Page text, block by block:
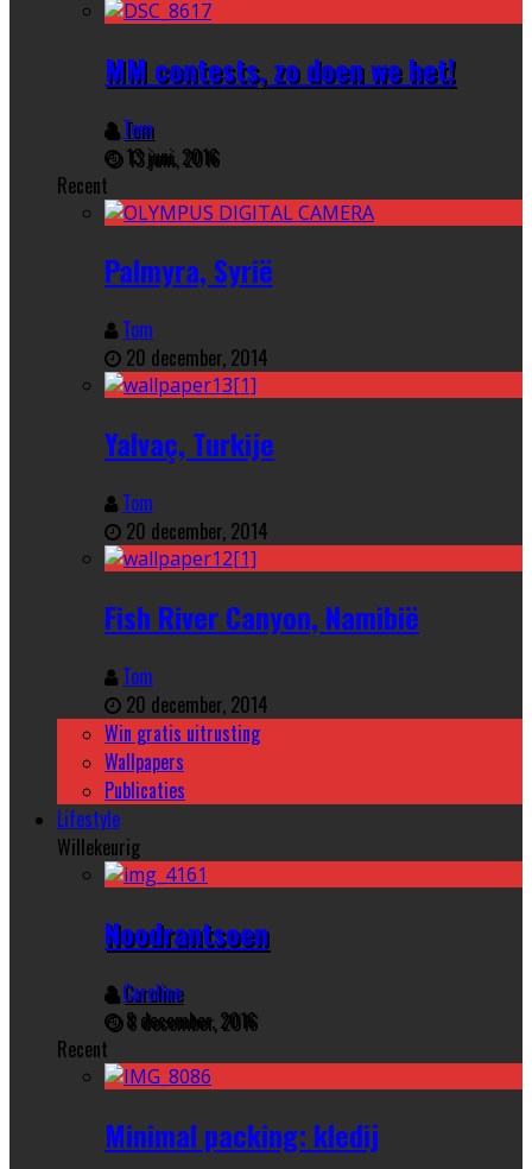
MM contests, zo doen we het!
Tom
13 juni, 2016
Recent
Palmyra, Syrië
Tom
20 december, 2014
Yalvaç, Turkije
Tom
20 december, 2014
Fish River Canyon, Namibië
Tom
20 december, 2014
Win gratis uitrusting
Wallpapers
Publicaties
Lifestyle
Willekeurig
Noodrantsoen
Caroline
8 december, 2016
Recent
Minimal packing: kledij